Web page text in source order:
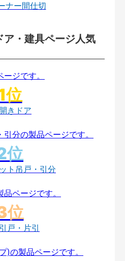
ナー間仕切
ア・建具ページ人気
きドア
ト吊戸・引分
戸・片引